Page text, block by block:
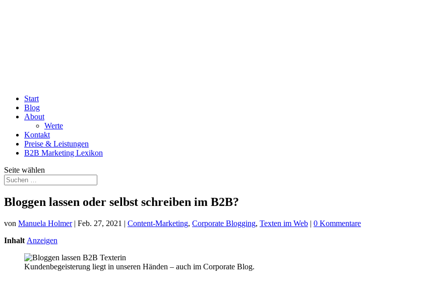
Start
Blog
About
Werte
Kontakt
Preise & Leistungen
B2B Marketing Lexikon
Seite wählen
Bloggen lassen oder selbst schreiben im B2B?
von Manuela Holmer| Feb. 27, 2021 | Content-Marketing, Corporate Blogging, Texten im Web | 0 Kommentare
Inhalt Anzeigen
Kundenbegeisterung liegt in unseren Händen – auch im Corporate Blog.